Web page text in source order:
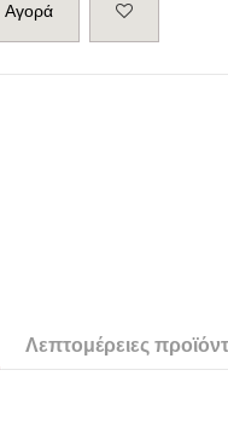
Αγορά
Λεπτομέρειες